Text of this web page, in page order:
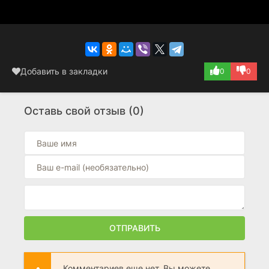
Добавить в закладки 0 0
Оставь свой отзыв (0)
ОТПРАВИТЬ